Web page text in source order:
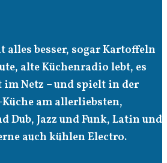
alles besser, sogar Kartoffeln
alte Küchenradio lebt, es
Netz – und spielt in der
am allerliebsten,
Dub, Jazz und Funk, Latin und
auch kühlen Electro.